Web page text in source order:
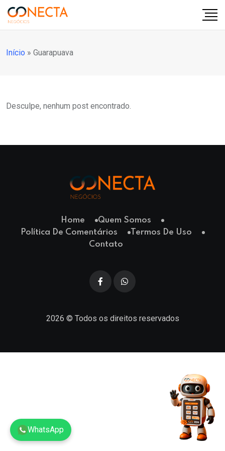
Início » Guarapuava
Desculpe, nenhum post encontrado.
Home
Quem Somos
Política De Comentários
Termos De Uso
Contato
2026 © Todos os direitos reservados
WhatsApp